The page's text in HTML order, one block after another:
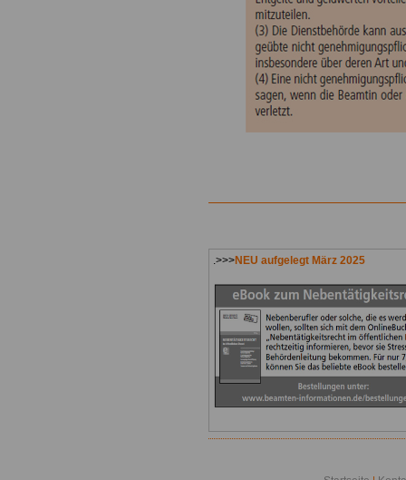
.>>>NEU aufgelegt März 2025